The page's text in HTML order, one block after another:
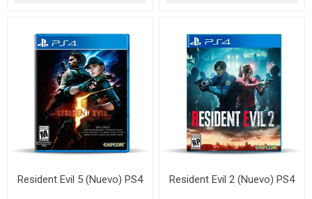
Resident Evil 5 (Nuevo) PS4 Resident Evil 2 (Nuevo) PS4